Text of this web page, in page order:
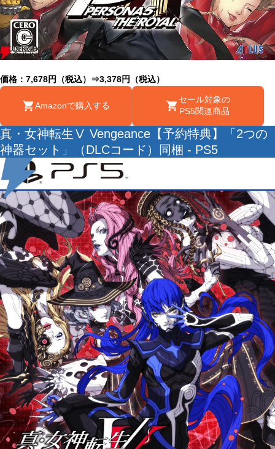
価格：7,678円（税込）⇒3,378円（税込）
Amazonで購入する
セール対象の
PS5関連商品
真・女神転生Ⅴ Vengeance【予約特典】「2つの
神器セット」（DLCコード）同梱 - PS5